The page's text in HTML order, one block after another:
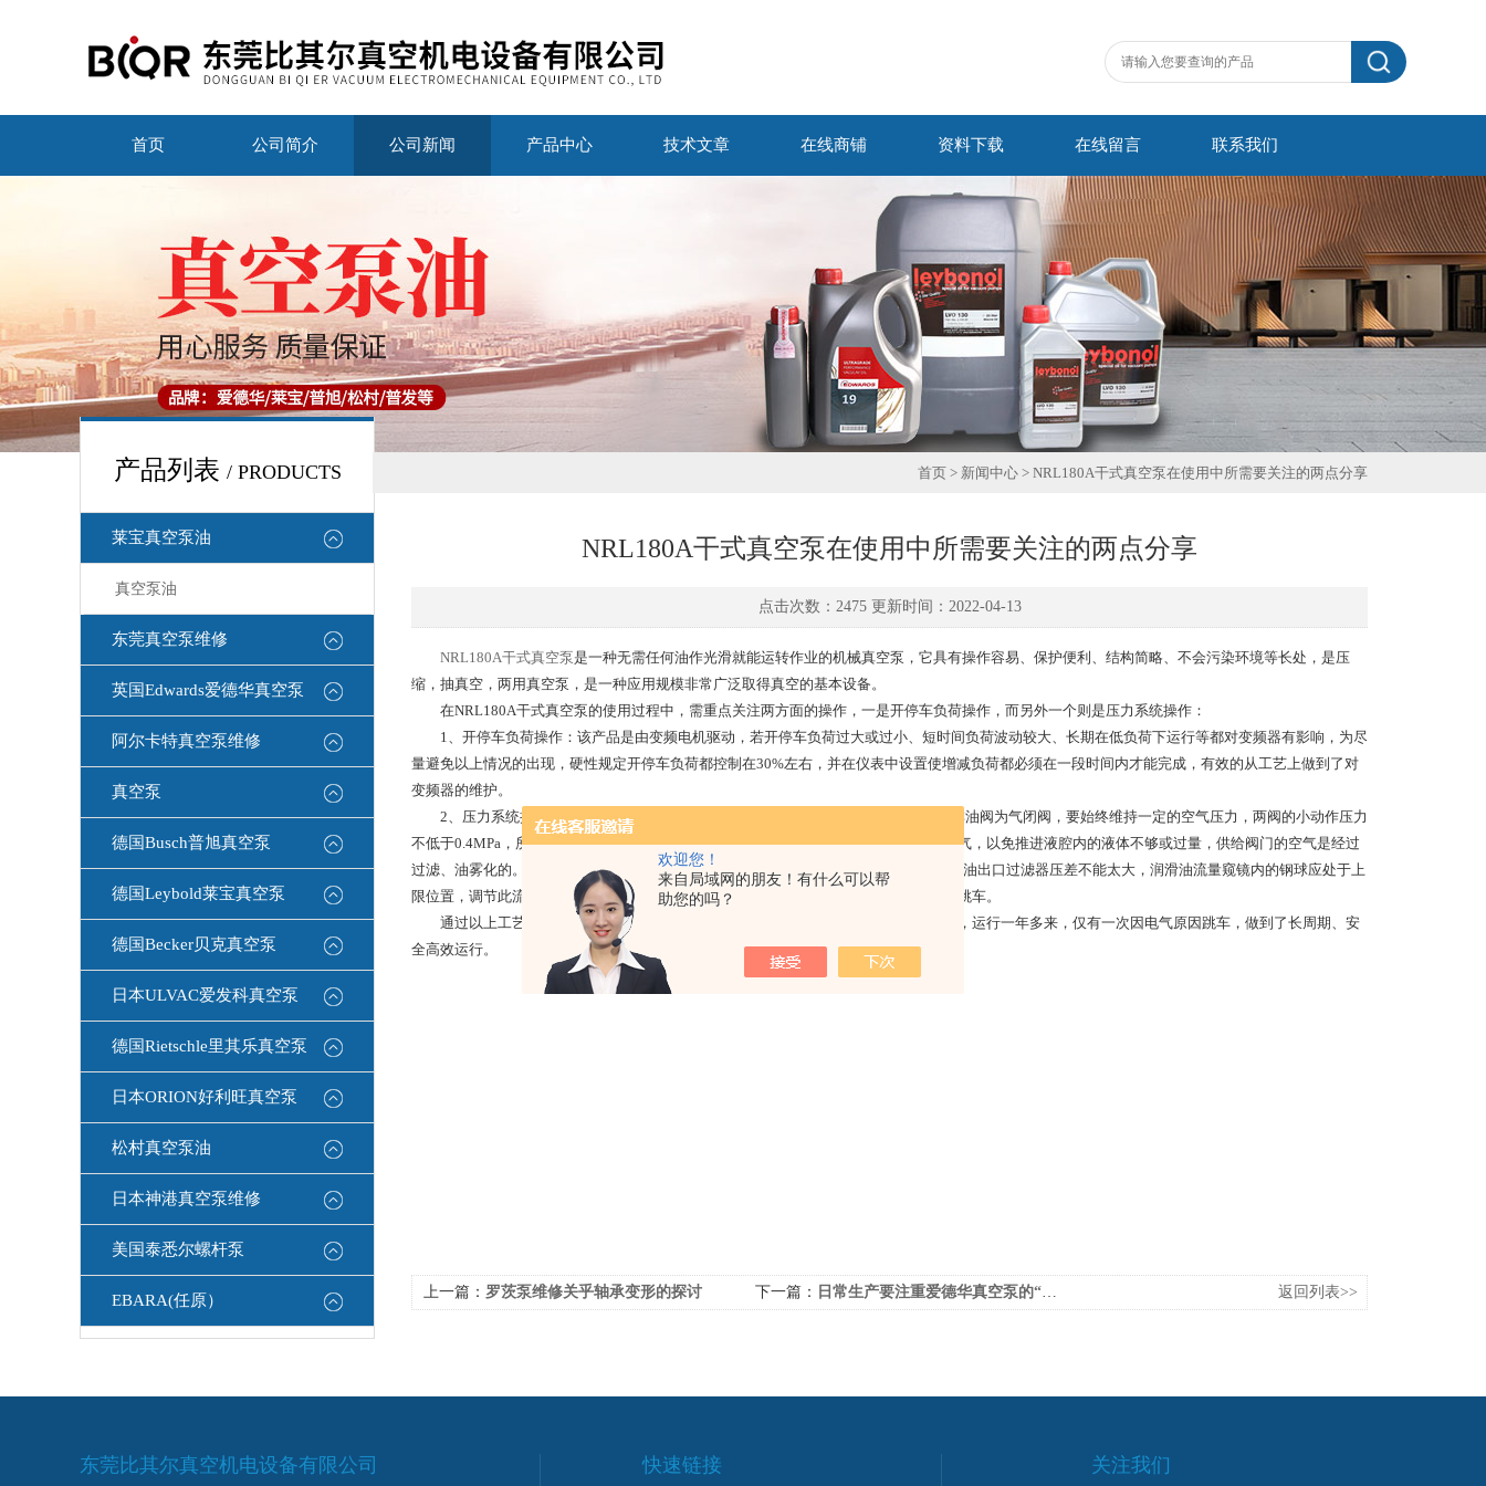
欢迎您！
来自局域网的朋友！有什么可以帮
助您的吗？
首页 公司简介 公司新闻 产品中心 技术文章 在线商铺 资料下载 在线留言 联系我们
产品列表 / PRODUCTS
莱宝真空泵油
真空泵油
东莞真空泵维修
英国Edwards爱德华真空泵
阿尔卡特真空泵维修
真空泵
德国Busch普旭真空泵
德国Leybold莱宝真空泵
德国Becker贝克真空泵
日本ULVAC爱发科真空泵
德国Rietschle里其乐真空泵
日本ORION好利旺真空泵
松村真空泵油
日本神港真空泵维修
美国泰悉尔螺杆泵
EBARA(任原）
首页 > 新闻中心 > NRL180A干式真空泵在使用中所需要关注的两点分享
NRL180A干式真空泵在使用中所需要关注的两点分享
点击次数：2475 更新时间：2022-04-13
NRL180A干式真空泵是一种无需任何油作光滑就能运转作业的机械真空泵，它具有操作容易、保护便利、结构简略、不会污染环境等长处，是压
缩，抽真空，两用真空泵，是一种应用规模非常广泛取得真空的基本设备。
在NRL180A干式真空泵的使用过程中，需重点关注两方面的操作，一是开停车负荷操作，而另外一个则是压力系统操作：
1、开停车负荷操作：该产品是由变频电机驱动，若开停车负荷过大或过小、短时间负荷波动较大、长期在低负荷下运行等都对变频器有影响，为尽
量避免以上情况的出现，硬性规定开停车负荷都控制在30%左右，并在仪表中设置使增减负荷都必须在一段时间内才能完成，有效的从工艺上做到了对
变频器的维护。
2、压力系统操作：仪表空气和润滑油压力都与主电机设有联锁，推进液的注油、排油阀为气闭阀，要始终维持一定的空气压力，两阀的小动作压力
不低于0.4MPa，所以仪表空气压力一般维持在0.15MPa以上，即使停泵后也不停仪表空气，以免推进液腔内的液体不够或过量，供给阀门的空气是经过
过滤、油雾化的。隔膜泵在运行中，润滑油压力应不低于压力联锁值(0.15MPa)，且润滑油出口过滤器压差不能太大，润滑油流量窥镜内的钢球应处于上
限位置，调节此流量时调节幅度不能太大，以免瞬间流量过大使压力下降太快引起联锁跳车。
通过以上工艺改进及对操作要点的熟练掌握，使运行时始终有一个稳定的工艺环境，运行一年多来，仅有一次因电气原因跳车，做到了长周期、安
全高效运行。
上一篇： 罗茨泵维修关乎轴承变形的探讨 下一篇： 日常生产要注重爱德华真空泵的“腐蚀”现象 返回列表>>
东莞比其尔真空机电设备有限公司 快速链接 关注我们